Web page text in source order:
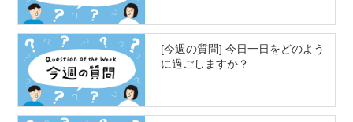
[今週の質問] 今日一日をどのよう
に過ごしますか？